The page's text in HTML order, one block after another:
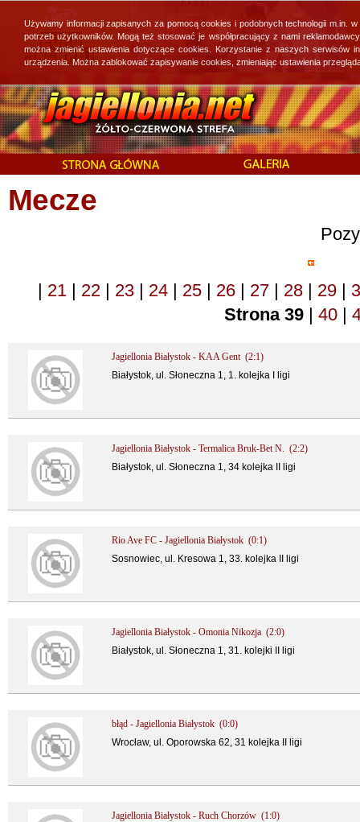
Mecze
| 21 | 22 | 23 | 24 | 25 | 26 | 27 | 28 | 29 |
Strona 39 | 40 |
Jagiellonia Białystok - KAA Gent (2:1)
Białystok, ul. Słoneczna 1, 1. kolejka I ligi
Jagiellonia Białystok - Termalica Bruk-Bet N. (2:2)
Białystok, ul. Słoneczna 1, 34 kolejka II ligi
Rio Ave FC - Jagiellonia Białystok (0:1)
Sosnowiec, ul. Kresowa 1, 33. kolejka II ligi
Jagiellonia Białystok - Omonia Nikozja (2:0)
Białystok, ul. Słoneczna 1, 31. kolejki II ligi
błąd - Jagiellonia Białystok (0:0)
Wrocław, ul. Oporowska 62, 31 kolejka II ligi
Jagiellonia Białystok - Ruch Chorzów (1:0)
Używamy informacji zapisanych za pomocą cookies i podobnych technologii
potrzeb użytkowników. Mogą też stosować je współpracujący z nami
można zmienić ustawienia dotyczące cookies. Korzystanie z naszych
urządzenia. Można zablokować zapisywanie cookies, zmieniając ustawienia